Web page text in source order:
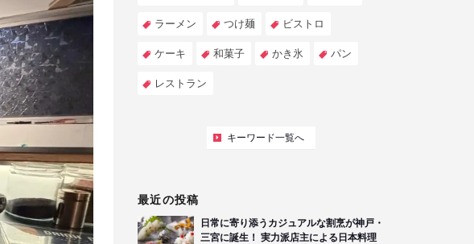
ラーメン つけ麺 ビストロ
ケーキ 和菓子 かき氷 パン
レストラン
キーワード一覧へ
最近の投稿
日常に寄り添うカジュアルな割烹が神戸・
三宮に誕生！ 実力派店主による日本料理